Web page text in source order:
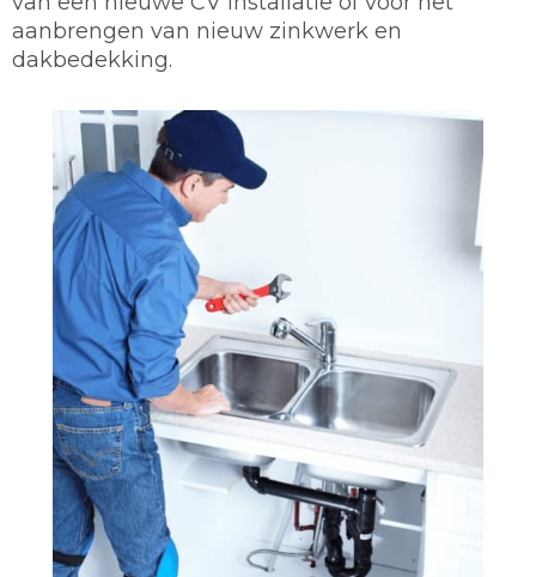
aanbrengen van nieuw zinkwerk en
dakbedekking.